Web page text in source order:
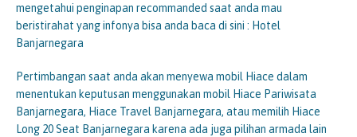
mengetahui penginapan recommanded saat anda mau
beristirahat yang infonya bisa anda baca di sini : Hotel
Banjarnegara
Pertimbangan saat anda akan menyewa mobil Hiace dalam
menentukan keputusan menggunakan mobil Hiace Pariwisata
Banjarnegara, Hiace Travel Banjarnegara, atau memilih Hiace
Long 20 Seat Banjarnegara karena ada juga pilihan armada lain